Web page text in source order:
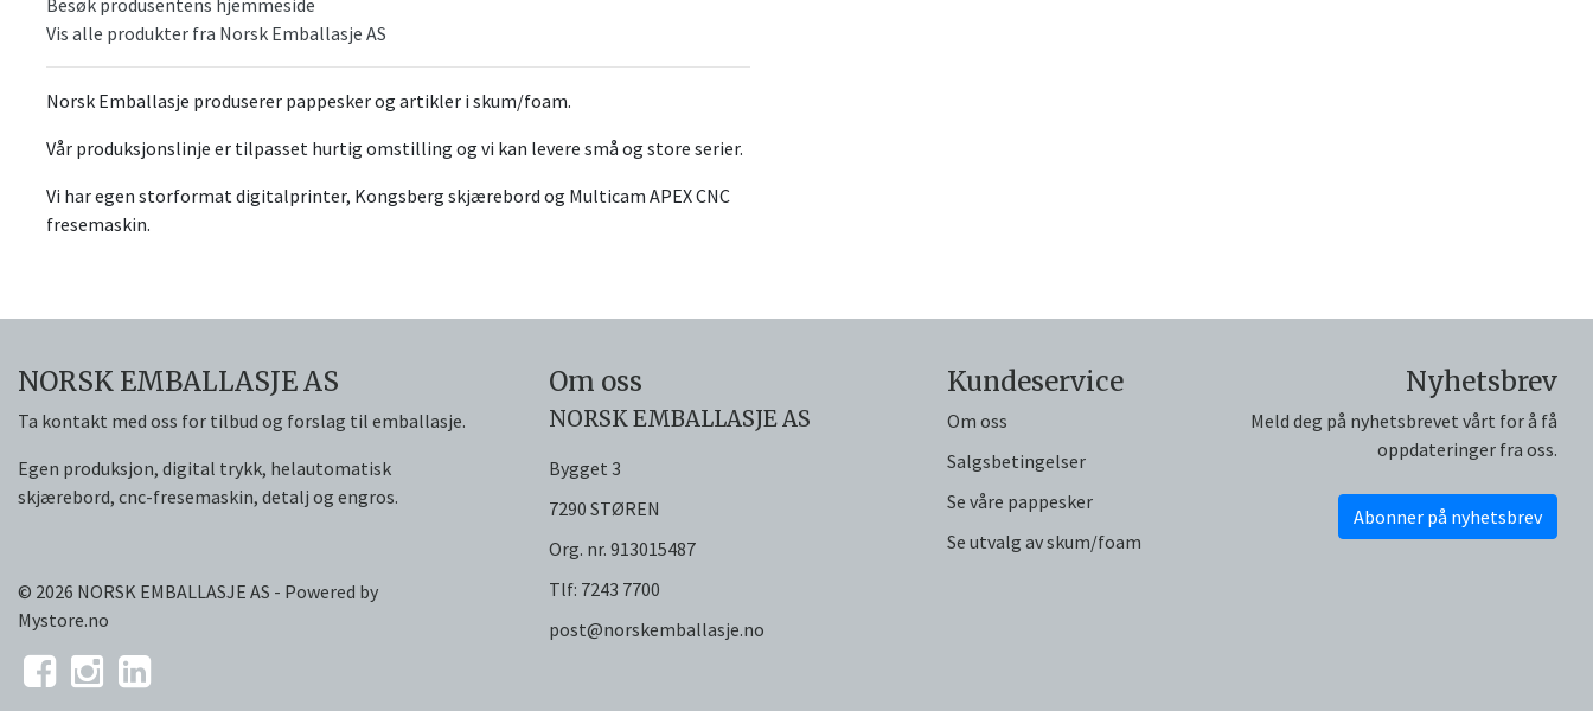
Besøk produsentens hjemmeside
Vis alle produkter fra Norsk Emballasje AS
Norsk Emballasje produserer pappesker og artikler i skum/foam.
Vår produksjonslinje er tilpasset hurtig omstilling og vi kan levere små og store serier.
Vi har egen storformat digitalprinter, Kongsberg skjærebord og Multicam APEX CNC
fresemaskin.
NORSK EMBALLASJE AS
Ta kontakt med oss for tilbud og forslag til emballasje.
Egen produksjon, digital trykk, helautomatisk
skjærebord, cnc-fresemaskin, detalj og engros.
© 2026 NORSK EMBALLASJE AS - Powered by
Mystore.no
Om oss
NORSK EMBALLASJE AS
Bygget 3
7290 STØREN
Org. nr. 913015487
Tlf: 7243 7700
post@norskemballasje.no
Kundeservice
Om oss
Salgsbetingelser
Se våre pappesker
Se utvalg av skum/foam
Nyhetsbrev
Meld deg på nyhetsbrevet vårt for å få
oppdateringer fra oss.
Abonner på nyhetsbrev